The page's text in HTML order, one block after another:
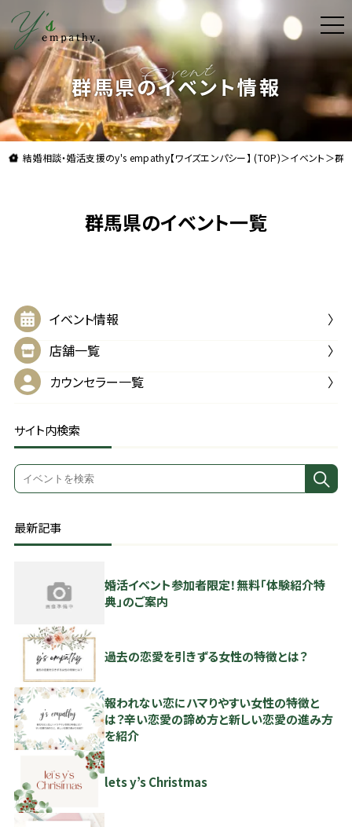
理想よりも理想の結婚をお届け。結婚相談・
群馬県のイベント情報
結婚相談・婚活支援のy's empathy【ワイズエンパシー】 (TOP)＞イベント＞群
群馬県のイベント一覧
イベント情報
店舗一覧
カウンセラー一覧
サイト内検索
最新記事
婚活イベント参加者限定！無料「体験紹介特
典」のご案内
過去の恋愛を引きずる女性の特徴とは？
報われない恋にハマりやすい女性の特徴と
は？辛い恋愛の諦め方と新しい恋愛の進み方
を紹介
lets y’s Christmas
t
o
g
g
n
a
v
g
t